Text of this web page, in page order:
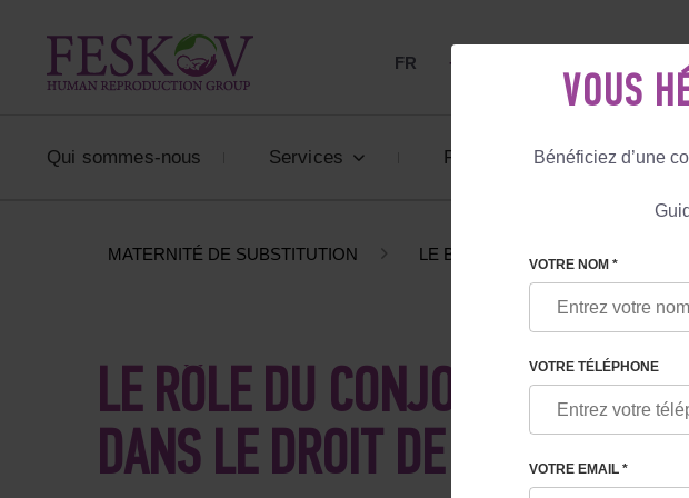
FR +33 805 081 801
Qui sommes-nous Services Prix Avis
MATERNITÉ DE SUBSTITUTION LE BLOG LE RÔLE DU
LE RÔLE DU CONJOINT DE LA
DANS LE DROIT DE LA
VOUS
Bénéficiez d’une
VOTRE NOM *
VOTRE TÉLÉPHONE
VOTRE EMAIL *